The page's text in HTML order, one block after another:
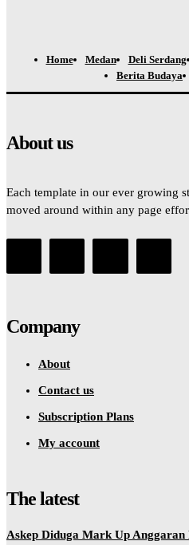
Home Medan Deli Serdang
Berita Budaya
About us
Each template in our ever growing
moved around within any page
Company
About
Contact us
Subscription Plans
My account
The latest
Askep Diduga Mark Up